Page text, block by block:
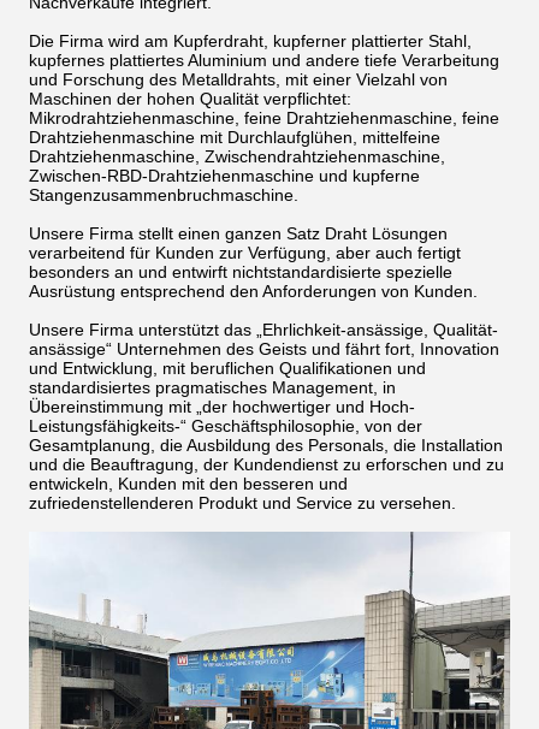
Die Firma wird am Kupferdraht, kupferner plattierter Stahl,
kupfernes plattiertes Aluminium und andere tiefe Verarbeitung
und Forschung des Metalldrahts, mit einer Vielzahl von
Maschinen der hohen Qualität verpflichtet:
Mikrodrahtziehenmaschine, feine Drahtziehenmaschine, feine
Drahtziehenmaschine mit Durchlaufglühen, mittelfeine
Drahtziehenmaschine, Zwischendrahtziehenmaschine,
Zwischen-RBD-Drahtziehenmaschine und kupferne
Stangenzusammenbruchmaschine.
Unsere Firma stellt einen ganzen Satz Draht Lösungen
verarbeitend für Kunden zur Verfügung, aber auch fertigt
besonders an und entwirft nichtstandardisierte spezielle
Ausrüstung entsprechend den Anforderungen von Kunden.
Unsere Firma unterstützt das „Ehrlichkeit-ansässige, Qualität-
ansässige“ Unternehmen des Geists und fährt fort, Innovation
und Entwicklung, mit beruflichen Qualifikationen und
standardisiertes pragmatisches Management, in
Übereinstimmung mit „der hochwertiger und Hoch-
Leistungsfähigkeits-“ Geschäftsphilosophie, von der
Gesamtplanung, die Ausbildung des Personals, die Installation
und die Beauftragung, der Kundendienst zu erforschen und zu
entwickeln, Kunden mit den besseren und
zufriedenstellenderen Produkt und Service zu versehen.